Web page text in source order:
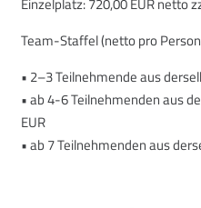
Team-Staffel (netto pro
• 2–3 Teilnehmende aus
• ab 4-6 Teilnehmenden aus
EUR
• ab 7 Teilnehmenden aus